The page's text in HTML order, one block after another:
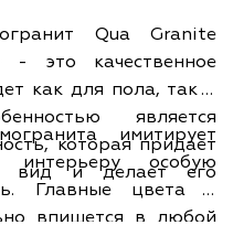
Qua Granite
это качественное
как для пола, так и
является
которая придает
вид и делает его
имитирует
особую
Главные цвета -
впишется в любой